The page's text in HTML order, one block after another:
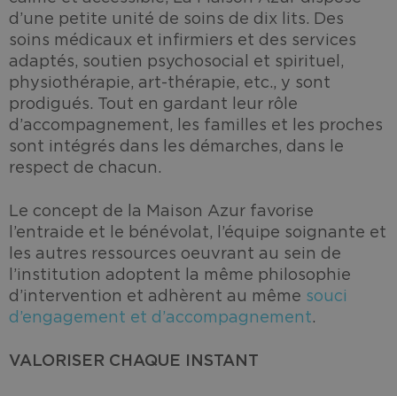
d’une petite unité de soins de dix lits. Des
soins médicaux et infirmiers et des services
adaptés, soutien psychosocial et spirituel,
physiothérapie, art-thérapie, etc., y sont
prodigués. Tout en gardant leur rôle
d’accompagnement, les familles et les proches
sont intégrés dans les démarches, dans le
respect de chacun.
Le concept de la Maison Azur favorise
l’entraide et le bénévolat, l’équipe soignante et
les autres ressources oeuvrant au sein de
l’institution adoptent la même philosophie
d’intervention et adhèrent au même souci
d’engagement et d’accompagnement.
VALORISER CHAQUE INSTANT